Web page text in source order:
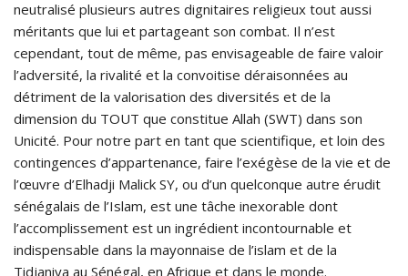
neutralisé plusieurs autres dignitaires religieux tout aussi
méritants que lui et partageant son combat. Il n’est
cependant, tout de même, pas envisageable de faire valoir
l’adversité, la rivalité et la convoitise déraisonnées au
détriment de la valorisation des diversités et de la
dimension du TOUT que constitue Allah (SWT) dans son
Unicité. Pour notre part en tant que scientifique, et loin des
contingences d’appartenance, faire l’exégèse de la vie et de
l’œuvre d’Elhadji Malick SY, ou d’un quelconque autre érudit
sénégalais de l’Islam, est une tâche inexorable dont
l’accomplissement est un ingrédient incontournable et
indispensable dans la mayonnaise de l’islam et de la
Tidjaniya au Sénégal, en Afrique et dans le monde.